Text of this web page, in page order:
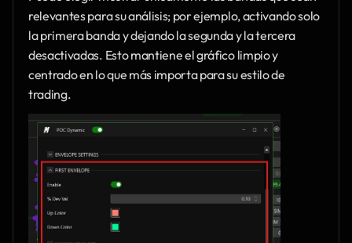
relevantes para su análisis; por ejemplo, activando solo
la primera banda y dejando la segunda y la tercera
desactivadas. Esto mantiene el gráfico limpio y
centrado en lo que más importa para su estilo de
trading.